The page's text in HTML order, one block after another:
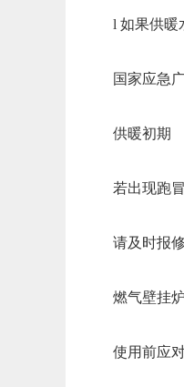
l 如果供暖
国家应急
供暖初期
若出现跑
请及时报修
燃气壁挂
使用前应